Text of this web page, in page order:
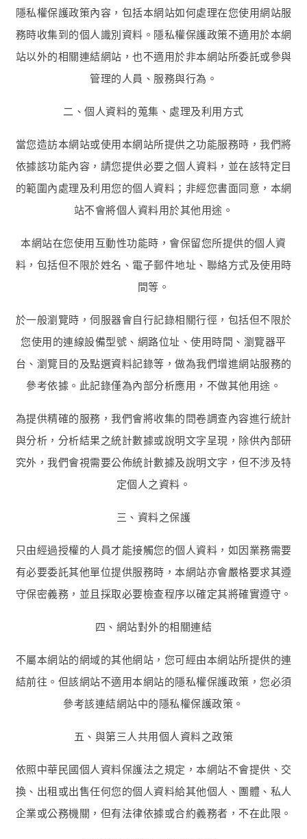
隱私權保護政策內容，包括本網站如何處理在您使用網站服
務時收集到的個人識別資料。隱私權保護政策不適用於本網
站以外的相關連結網站，也不適用於非本網站所委託或參與
管理的人員、服務與行為。
二、個人資料的蒐集、處理及利用方式
當您造訪本網站或使用本網站所提供之功能服務時，我們將
依據該功能內容，請您提供必要之個人資料，並在該特定目
的範圍內處理及利用您的個人資料；非經您書面同意，本網
站不會將個人資料用於其他用途。
本網站在您使用互動性功能時，會保留您所提供的個人資
料，包括但不限於姓名、電子郵件地址、聯絡方式及使用時
間等。
於一般瀏覽時，伺服器會自行記錄相關行徑，包括但不限於
您使用的連線設備型號、網路位址、使用時間、瀏覽器平
台、瀏覽目的及點選資料記錄等，做為我們增進網站服務的
參考依據。此記錄僅為內部分析應用，不做其他用途。
為提供精確的服務，我們會將收集的問卷調查內容進行統計
與分析，分析結果之統計數據或說明文字呈現，除供內部研
究外，我們會視需要公佈統計數據及說明文字，但不涉及特
定個人之資料。
三、資料之保護
只由經過授權的人員才能接觸您的個人資料，如因業務需要
有必要委託其他單位提供服務時，本網站亦會嚴格要求其遵
守保密義務，並且採取必要檢查程序以確定其將確實遵守。
四、網站對外的相關連結
不屬本網站的網域的其他網站，您可經由本網站所提供的連
結前往。但該網站不適用本網站的隱私權保護政策，您必須
參考該連結網站中的隱私權保護政策。
五、與第三人共用個人資料之政策
依照中華民國個人資料保護法之規定，本網站不會提供、交
換、出租或出售任何您的個人資料給其他個人、團體、私人
企業或公務機關，但有法律依據或合約義務者，不在此限。